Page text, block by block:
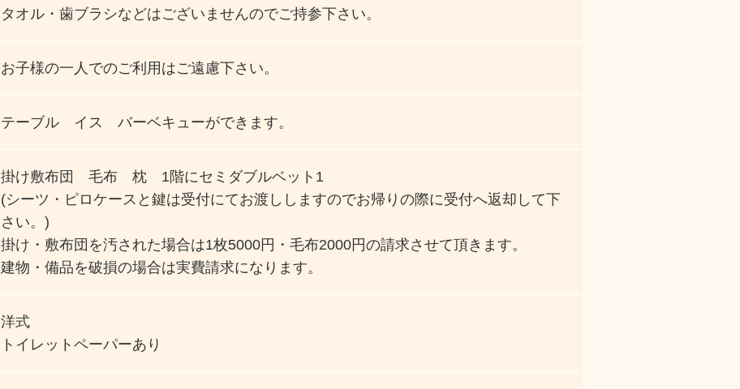
タオル・歯ブラシなどはございませんのでご持参下さい。
お子様の一人でのご利用はご遠慮下さい。
テーブル イス バーベキューができます。
掛け敷布団 毛布 枕 1階にセミダブルベット1
(シーツ・ピロケースと鍵は受付にてお渡ししますのでお帰りの際に受付へ返却して下
さい。)
掛け・敷布団を汚された場合は1枚5000円・毛布2000円の請求させて頂きます。
建物・備品を破損の場合は実費請求になります。
洋式
トイレットペーパーあり